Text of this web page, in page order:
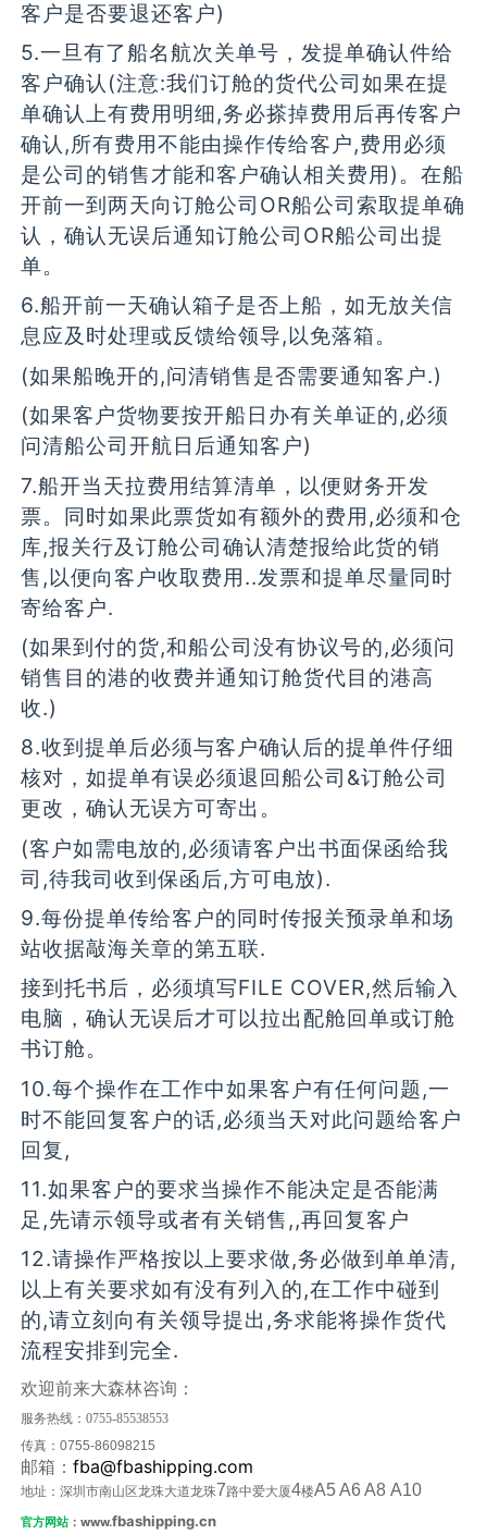
客户是否要退还客户)
5.一旦有了船名航次关单号，发提单确认件给
客户确认(注意:我们订舱的货代公司如果在提
单确认上有费用明细,务必搽掉费用后再传客户
确认,所有费用不能由操作传给客户,费用必须
是公司的销售才能和客户确认相关费用)。在船
开前一到两天向订舱公司OR船公司索取提单确
认，确认无误后通知订舱公司OR船公司出提
单。
6.船开前一天确认箱子是否上船，如无放关信
息应及时处理或反馈给领导,以免落箱。
(如果船晚开的,问清销售是否需要通知客户.)
(如果客户货物要按开船日办有关单证的,必须
问清船公司开航日后通知客户)
7.船开当天拉费用结算清单，以便财务开发
票。同时如果此票货如有额外的费用,必须和仓
库,报关行及订舱公司确认清楚报给此货的销
售,以便向客户收取费用..发票和提单尽量同时
寄给客户.
(如果到付的货,和船公司没有协议号的,必须问
销售目的港的收费并通知订舱货代目的港高
收.)
8.收到提单后必须与客户确认后的提单件仔细
核对，如提单有误必须退回船公司&订舱公司
更改，确认无误方可寄出。
(客户如需电放的,必须请客户出书面保函给我
司,待我司收到保函后,方可电放).
9.每份提单传给客户的同时传报关预录单和场
站收据敲海关章的第五联.
接到托书后，必须填写FILE COVER,然后输入
电脑，确认无误后才可以拉出配舱回单或订舱
书订舱。
10.每个操作在工作中如果客户有任何问题,一
时不能回复客户的话,必须当天对此问题给客户
回复,
11.如果客户的要求当操作不能决定是否能满
足,先请示领导或者有关销售,,再回复客户
12.请操作严格按以上要求做,务必做到单单清,
以上有关要求如有没有列入的,在工作中碰到
的,请立刻向有关领导提出,务求能将操作货代
流程安排到完全.
欢迎前来大森林咨询：
服务热线：0755-85538553
传真：0755-86098215
邮箱：fba@fbashipping.com
地址：深圳市南山区龙珠大道龙珠7路中爱大厦4楼A5 A6 A8 A10
官方网站 ：www.fbashipping.cn